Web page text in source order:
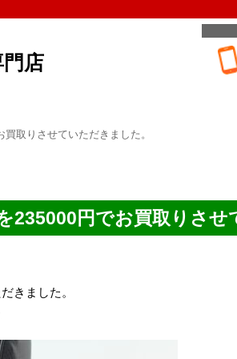
店
取りさせていただきました。
235000円でお買取りさせ
きました。